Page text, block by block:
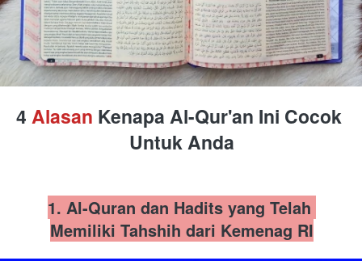
4 Alasan Kenapa Al-Qur'an Ini Cocok
Untuk Anda
1. Al-Quran dan Hadits yang Telah
Memiliki Tahshih dari Kemenag RI